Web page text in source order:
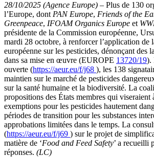
28/10/2025 (Agence Europe) – Plus de 130
l’Europe, dont PAN Europe, Friends of the
Greenpeace, IFOAM Organics Europe et
présidente de la Commission européenne,
mardi 28 octobre, à renforcer l’application de
européenne sur les pesticides, dénonçant des
dans sa mise en œuvre (EUROPE 13720/19).
ouverte (https://aeur.eu/f/j68 ), les 138
maintien sur le marché de pesticides
sur la santé humaine et la biodiversité. La
propositions des États membres qui viseraient
exemptions pour les pesticides hautement
périodes de transition pour les substances
approbations limitées dans le temps. La
(https://aeur.eu/f/j69 ) sur le projet de
matière de ‘Food and Feed Safety’ a recueilli
réponses. (LC)